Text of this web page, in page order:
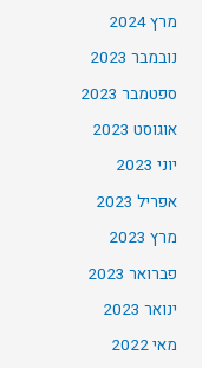
מרץ 2024
נובמבר 2023
ספטמבר 2023
אוגוסט 2023
יוני 2023
אפריל 2023
מרץ 2023
פברואר 2023
ינואר 2023
מאי 2022